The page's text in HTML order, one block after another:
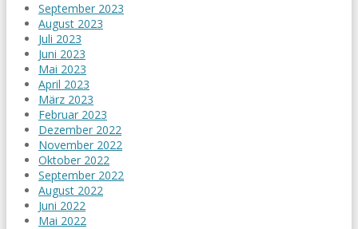
September 2023
August 2023
Juli 2023
Juni 2023
Mai 2023
April 2023
März 2023
Februar 2023
Dezember 2022
November 2022
Oktober 2022
September 2022
August 2022
Juni 2022
Mai 2022